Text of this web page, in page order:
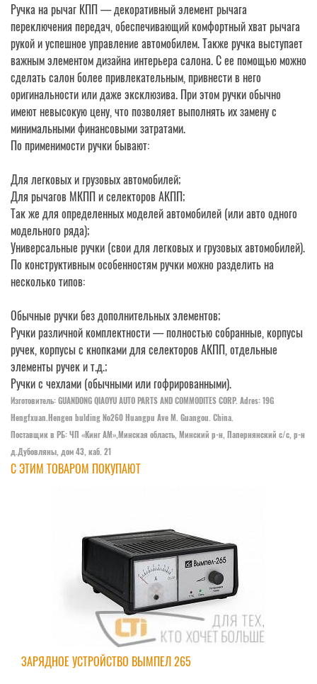
Ручка на рычаг КПП — декоративный элемент рычага
переключения передач, обеспечивающий комфортный хват рычага
рукой и успешное управление автомобилем. Также ручка выступает
важным элементом дизайна интерьера салона. С ее помощью можно
сделать салон более привлекательным, привнести в него
оригинальности или даже эксклюзива. При этом ручки обычно
имеют невысокую цену, что позволяет выполнять их замену с
минимальными финансовыми затратами.
По применимости ручки бывают:
Для легковых и грузовых автомобилей;
Для рычагов МКПП и селекторов АКПП;
Так же для определенных моделей автомобилей (или авто одного
модельного ряда);
Универсальные ручки (свои для легковых и грузовых автомобилей).
По конструктивным особенностям ручки можно разделить на
несколько типов:
Обычные ручки без дополнительных элементов;
Ручки различной комплектности — полностью собранные, корпусы
ручек, корпусы с кнопками для селекторов АКПП, отдельные
элементы ручек и т.д.;
Ручки с чехлами (обычными или гофрированными).
Изготовитель: GUANDONG QIAOYU AUTO PARTS AND COMMODITES CORP. Adres: 19G
Hengfxuan.Hengen bulding №260 Huangpu Ave M. Guangou. China.
Поставщик в РБ: ЧП «Кинг АM»,Минская область, Минский р-н, Папернянский с/с, р-н
д.Дубовляны, дом 43, каб. 21
С ЭТИМ ТОВАРОМ ПОКУПАЮТ
ЗАРЯДНОЕ УСТРОЙСТВО ВЫМПЕЛ 265